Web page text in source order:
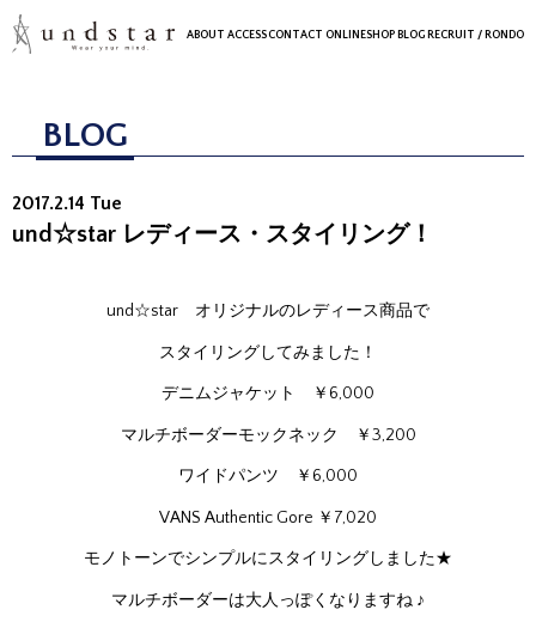
ABOUT ACCESSCONTACT ONLINESHOP BLOG RECRUIT / RONDO
BLOG
2017.2.14 Tue
und☆star レディース・スタイリング！
und☆star オリジナルのレディース商品で
スタイリングしてみました！
デニムジャケット ￥6,000
マルチボーダーモックネック ￥3,200
ワイドパンツ ￥6,000
VANS Authentic Gore ￥7,020
モノトーンでシンプルにスタイリングしました★
マルチボーダーは大人っぽくなりますね ♪